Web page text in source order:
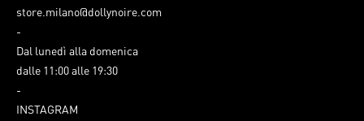
store.milano@dollynoire.com
-
Dal lunedì alla domenica
dalle 11:00 alle 19:30
-
INSTAGRAM